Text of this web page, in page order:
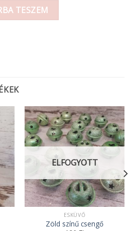
mennyiség
TESZEM
ELFOGYOTT
ESKÜVŐ
Zöld színű csengő